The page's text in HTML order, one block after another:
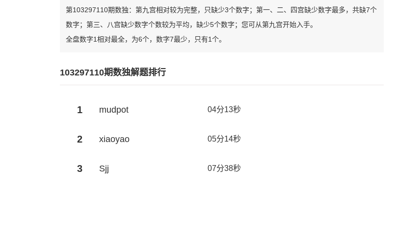
第103297110期数独：第九宫相对较为完整，只缺少3个数字；第一、二、四宫缺少数字最多，共缺7个
数字；第三、八宫缺少数字个数较为平均，缺少5个数字；您可从第九宫开始入手。
全盘数字1相对最全，为6个，数字7最少，只有1个。
103297110期数独解题排行
1 mudpot 04分13秒
2 xiaoyao 05分14秒
3 Sjj 07分38秒